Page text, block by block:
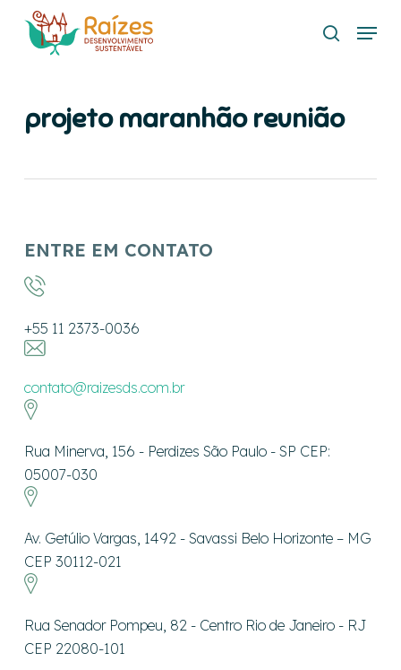
search
Menu
projeto maranhão reunião
ENTRE EM CONTATO
+55 11 2373-0036
contato@raizesds.com.br
Rua Minerva, 156 - Perdizes São Paulo - SP CEP:
05007-030
Av. Getúlio Vargas, 1492 - Savassi Belo Horizonte – MG
CEP 30112-021
Rua Senador Pompeu, 82 - Centro Rio de Janeiro - RJ
CEP 22080-101